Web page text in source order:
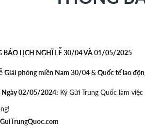
BÁO LỊCH NGHĨ LỄ 30/04 VÀ 01/05/2025
Giải phóng miền Nam 30/04& Quốc tế lao
Ngày 02/05/2024: Ký Gửi Trung Quốc làm